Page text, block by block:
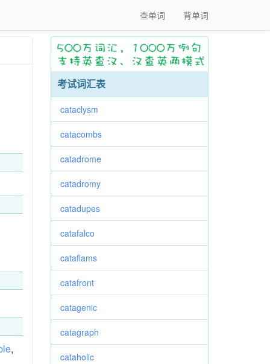
查单词 背单词
,
考试词汇表
cataclysm
catacombs
catadrome
catadromy
catadupes
catafalco
cataflams
catafront
catagenic
catagraph
cataholic